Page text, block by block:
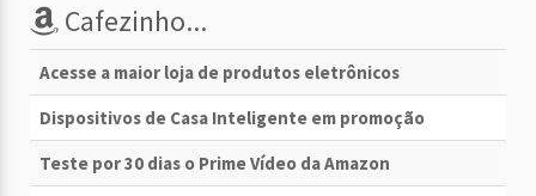
Cafezinho...
Acesse a maior loja de produtos eletrônicos
Dispositivos de Casa Inteligente em promoção
Teste por 30 dias o Prime Vídeo da Amazon